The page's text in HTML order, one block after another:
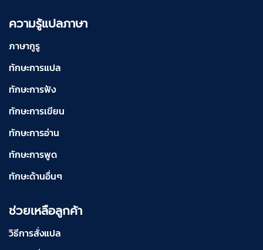
ความรู้แปลภาษา
ภาษากูรู
ทักษะการแปล
ทักษะการฟัง
ทักษะการเขียน
ทักษะการอ่าน
ทักษะการพูด
ทักษะด้านอื่นๆ
ช่วยเหลือลูกค้า
วิธีการสั่งแปล